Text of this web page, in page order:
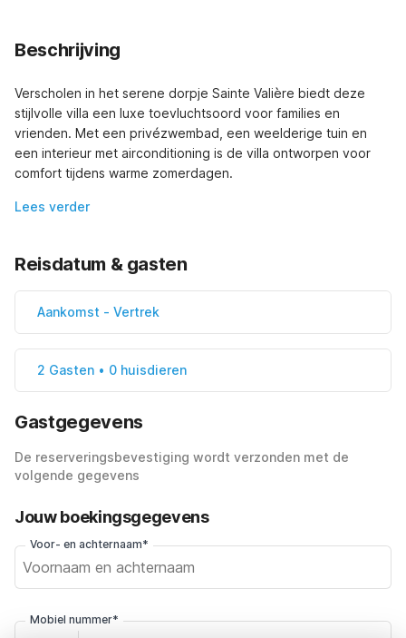
Beschrijving
Verscholen in het serene dorpje Sainte Valière biedt deze
stijlvolle villa een luxe toevluchtsoord voor families en
vrienden. Met een privézwembad, een weelderige tuin en
een interieur met airconditioning is de villa ontworpen voor
comfort tijdens warme zomerdagen.
Lees verder
Reisdatum & gasten
Aankomst - Vertrek
2 Gasten • 0 huisdieren
Gastgegevens
De reserveringsbevestiging wordt verzonden met de
volgende gegevens
Jouw boekingsgegevens
Voor- en achternaam*
Mobiel nummer*